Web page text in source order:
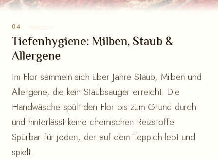
Tiefenhygiene: Milben, Staub &
Allergene
Im Flor sammeln sich über Jahre Staub, Milben und
Allergene, die kein Staubsauger erreicht. Die
Handwäsche spült den Flor bis zum Grund durch
und hinterlässt keine chemischen Reizstoffe.
Spürbar für jeden, der auf dem Teppich lebt und
spielt.